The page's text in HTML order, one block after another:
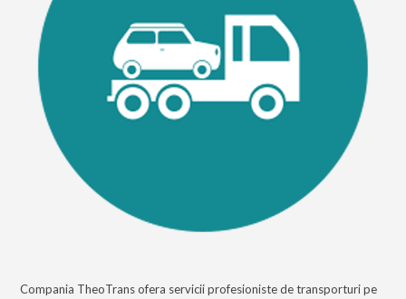
Compania TheoTrans ofera servicii profesioniste de transporturi pe